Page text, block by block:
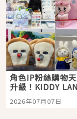
角色IP粉絲購物
升級！KIDDY
宿店吉伊卡哇迎客
開幕 OMOKADO
2026年07月07日